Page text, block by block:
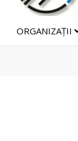
ORGANIZAȚII